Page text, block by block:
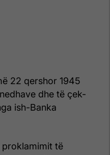
22 qershor 1945
dhe të çek-
ish-Banka
proklamimit të